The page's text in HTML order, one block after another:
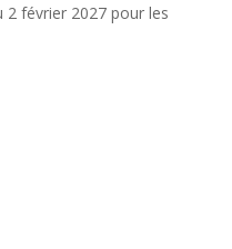
2 février 2027 pour les